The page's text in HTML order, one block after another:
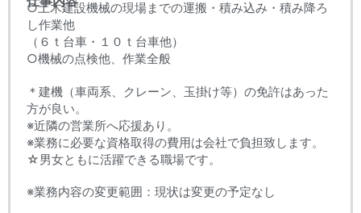
○土木建設機械の現場までの運搬・積み込み・積み降ろ
し作業他
（６ｔ台車・１０ｔ台車他）
○機械の点検他、作業全般
＊建機（車両系、クレーン、玉掛け等）の免許はあった
方が良い。
※近隣の営業所へ応援あり。
※業務に必要な資格取得の費用は会社で負担致します。
☆男女ともに活躍できる職場です。
※業務内容の変更範囲：現状は変更の予定なし